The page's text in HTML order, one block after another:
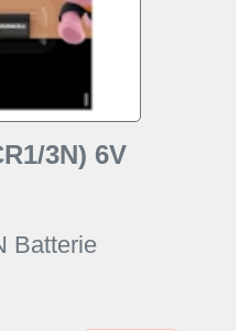
3N) 6V
Batterie